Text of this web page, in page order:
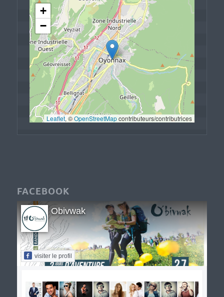
+
−
Leaflet, © OpenStreetMap contributeurs/contributrices
FACEBOOK
Obivwak
visiter le profil